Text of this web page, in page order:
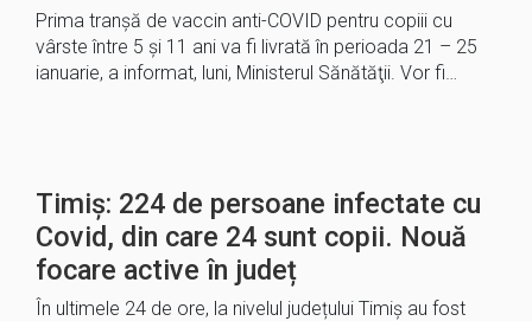
Prima tranşă de vaccin anti-COVID pentru copiii cu
vârste între 5 şi 11 ani va fi livrată în perioada 21 – 25
ianuarie, a informat, luni, Ministerul Sănătăţii. Vor fi…
Timiș: 224 de persoane infectate cu
Covid, din care 24 sunt copii. Nouă
focare active în județ
În ultimele 24 de ore, la nivelul județului Timiș au fost